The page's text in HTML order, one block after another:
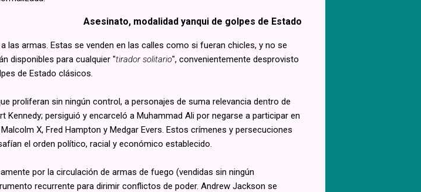
Asesinato, modalidad yanqui de golpes de Estado
armas. Estas se venden en las calles como si fueran chicles, y no se
disponibles para cualquier "tirador solitario", convenientemente desprovisto
de Estado clásicos.
proliferan sin ningún control, a personajes de suma relevancia dentro de
persiguió y encarceló a Muhammad Ali por negarse a participar en
X, Fred Hampton y Medgar Evers. Estos crímenes y persecuciones
el orden político, racial y económico establecido.
por la circulación de armas de fuego (vendidas sin ningún
recurrente para dirimir conflictos de poder. Andrew Jackson se